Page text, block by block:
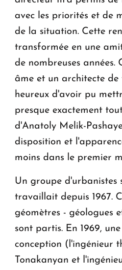
avec les priorités et de
de la situation. Cette
transformée en une
de nombreuses
âme et un architecte de
heureux d'avoir pu
presque exactement
d'Anatoly Melik-
disposition et
moins dans le premier
Un groupe d'urbanistes
travaillait depuis 1967.
géomètres - géologues
sont partis. En 1969,
conception (l'ingénieur
Tonakanyan et